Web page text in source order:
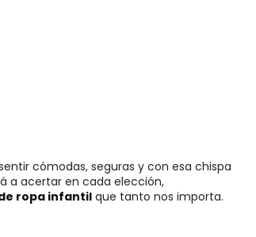
cómodas, seguras y con esa chispa
a acertar en cada elección,
ropa infantilque tanto nos importa.